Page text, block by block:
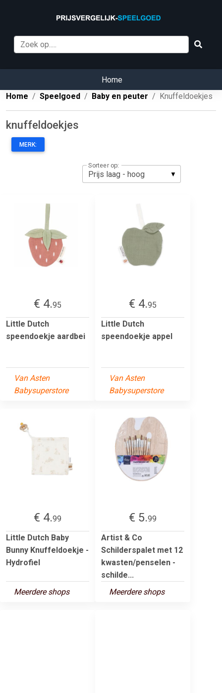
Home
Home
Speelgoed Baby en peuter Knuffeldoekjes
knuffeldoekjes
MERK:
Sorteer op:
€ 4.95
Little Dutch
speendoekje aardbei
Van Asten
Babysuperstore
€ 4.95
Little Dutch
speendoekje appel
Van Asten
Babysuperstore
€ 4.99
Little Dutch Baby
Bunny Knuffeldoekje -
Hydrofiel
Meerdere shops
€ 5.99
Artist & Co
Schilderspalet met 12
kwasten/penselen -
schilde...
Meerdere shops